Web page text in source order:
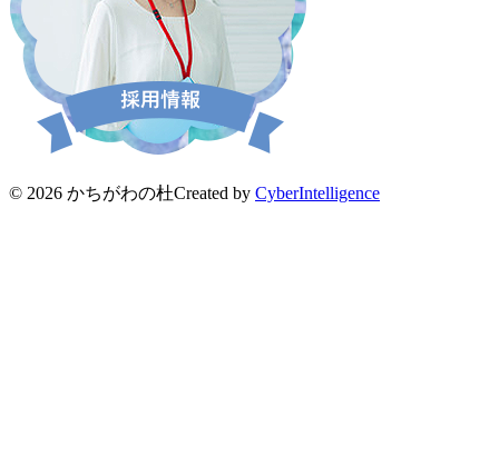
© 2026 かちがわの杜Created by CyberIntelligence